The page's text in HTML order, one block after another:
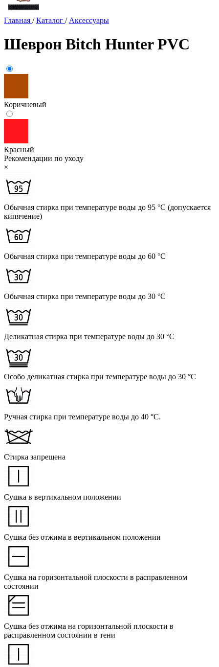
Главная / Каталог / Аксессуары
Шеврон Bitch Hunter PVC
Коричневый
Красный
Рекомендации по уходу
×
Обычная стирка при температуре воды до 95 °C (допускается
кипячение)
Обычная стирка при температуре воды до 60 °C
Обычная стирка при температуре воды до 30 °C
Деликатная стирка при температуре воды до 30 °C
Особо деликатная стирка при температуре воды до 30 °C
Ручная стирка при температуре воды до 40 °C.
Стирка запрещена
Сушка в вертикальном положении
Сушка без отжима в вертикальном положении
Сушка на горизонтальной плоскости в расправленном
состоянии
Сушка без отжима на горизонтальной плоскости в
расправленном состоянии в тени